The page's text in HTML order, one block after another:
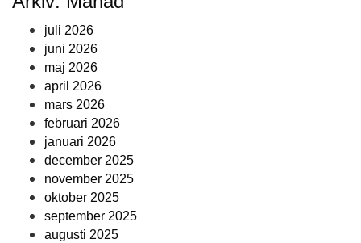
juli 2026
juni 2026
maj 2026
april 2026
mars 2026
februari 2026
januari 2026
december 2025
november 2025
oktober 2025
september 2025
augusti 2025